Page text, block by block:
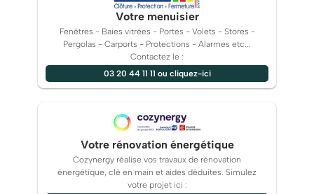
Votre menuisier
Fenêtres - Baies vitrées - Portes - Volets - Stores -
Pergolas - Carports - Protections - Alarmes etc...
Contactez le :
03 20 44 11 11 ou cliquez-ici
Votre rénovation énergétique
Cozynergy réalise vos travaux de rénovation
énergétique, clé en main et aides déduites. Simulez
votre projet ici :